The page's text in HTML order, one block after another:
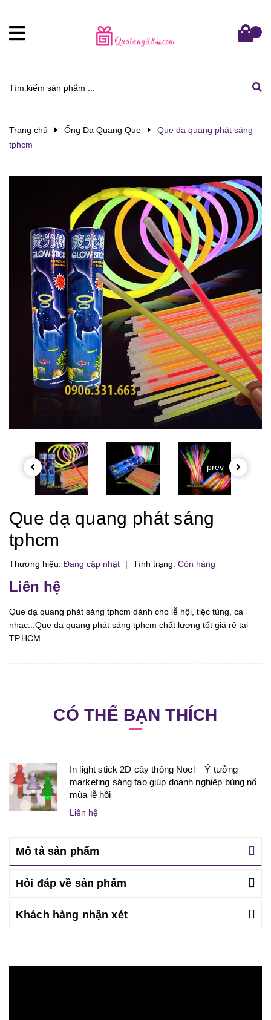
Trang chủ Ống Dạ Quang Que
Que dạ quang phát sáng
tphcm
prev
Que dạ quang phát sáng
tphcm
Thương hiệu: Đang cập nhật | Tình trạng: Còn hàng
Liên hệ
Que dạ quang phát sáng tphcm dành cho lễ hội, tiệc tùng, ca
nhạc...Que dạ quang phát sáng tphcm chất lượng tốt giá rẻ tại
TP.HCM.
CÓ THỂ BẠN THÍCH
In light stick 2D cây thông Noel – Ý tưởng
marketing sáng tạo giúp doanh nghiệp bùng nổ
mùa lễ hội
Liên hệ
Mô tả sản phẩm
Hỏi đáp về sản phẩm
Khách hàng nhận xét